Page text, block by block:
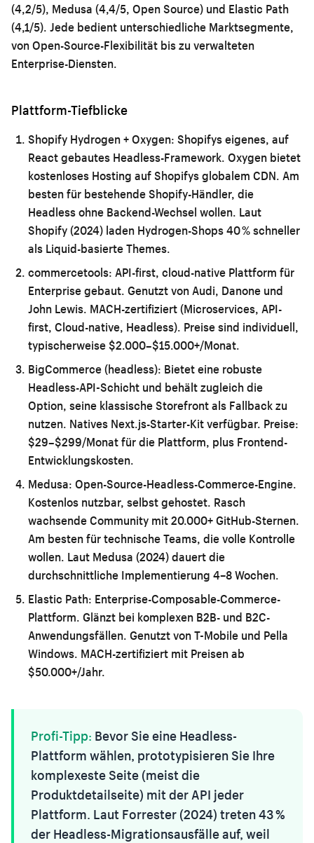
(4,2/5), Medusa (4,4/5, Open Source) und Elastic Path
(4,1/5). Jede bedient unterschiedliche Marktsegmente,
von Open-Source-Flexibilität bis zu verwalteten
Enterprise-Diensten.
Plattform-Tiefblicke
Shopify Hydrogen + Oxygen: Shopifys eigenes, auf
React gebautes Headless-Framework. Oxygen bietet
kostenloses Hosting auf Shopifys globalem CDN. Am
besten für bestehende Shopify-Händler, die
Headless ohne Backend-Wechsel wollen. Laut
Shopify (2024) laden Hydrogen-Shops 40 % schneller
als Liquid-basierte Themes.
commercetools: API-first, cloud-native Plattform für
Enterprise gebaut. Genutzt von Audi, Danone und
John Lewis. MACH-zertifiziert (Microservices, API-
first, Cloud-native, Headless). Preise sind individuell,
typischerweise $2.000–$15.000+/Monat.
BigCommerce (headless): Bietet eine robuste
Headless-API-Schicht und behält zugleich die
Option, seine klassische Storefront als Fallback zu
nutzen. Natives Next.js-Starter-Kit verfügbar. Preise:
$29–$299/Monat für die Plattform, plus Frontend-
Entwicklungskosten.
Medusa: Open-Source-Headless-Commerce-Engine.
Kostenlos nutzbar, selbst gehostet. Rasch
wachsende Community mit 20.000+ GitHub-Sternen.
Am besten für technische Teams, die volle Kontrolle
wollen. Laut Medusa (2024) dauert die
durchschnittliche Implementierung 4–8 Wochen.
Elastic Path: Enterprise-Composable-Commerce-
Plattform. Glänzt bei komplexen B2B- und B2C-
Anwendungsfällen. Genutzt von T-Mobile und Pella
Windows. MACH-zertifiziert mit Preisen ab
$50.000+/Jahr.
Profi-Tipp: Bevor Sie eine Headless-
Plattform wählen, prototypisieren Sie Ihre
komplexeste Seite (meist die
Produktdetailseite) mit der API jeder
Plattform. Laut Forrester (2024) treten 43 %
der Headless-Migrationsausfälle auf, weil